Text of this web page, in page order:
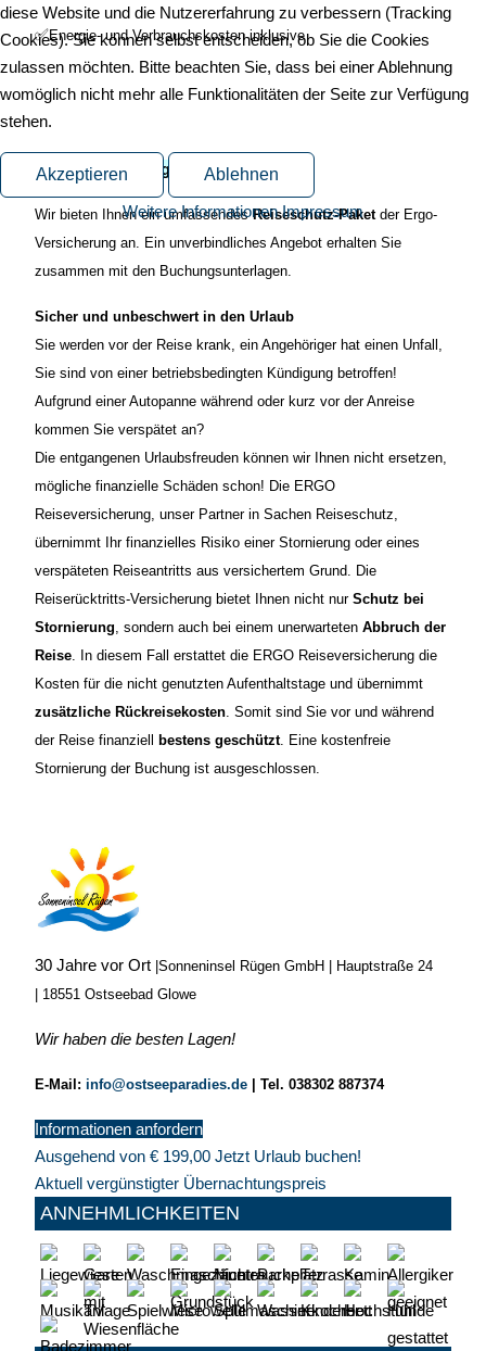
✅Energie- und Verbrauchskosten inklusive
Reisen ohne Sorgen
Wir bieten Ihnen ein umfassendesReiseschutz-Paketder Ergo-
Versicherung an. Ein unverbindliches Angebot erhalten Sie
zusammen mit den Buchungsunterlagen.
Sicher und unbeschwert in den Urlaub
Sie werden vor der Reise krank, ein Angehöriger hat einen Unfall,
Sie sind von einer betriebsbedingten Kündigung betroffen!
Aufgrund einer Autopanne während oder kurz vor der Anreise
kommen Sie verspätet an?
Die entgangenen Urlaubsfreuden können wir Ihnen nicht ersetzen,
mögliche finanzielle Schäden schon! Die ERGO
Reiseversicherung, unser Partner in Sachen Reiseschutz,
übernimmt Ihr finanzielles Risiko einer Stornierung oder eines
verspäteten Reiseantritts aus versichertem Grund.
Die
Reiserücktritts-Versicherung bietet Ihnen nicht nur Schutz bei
Stornierung , sondern auch bei einem unerwarteten Abbruch der
Reise . In diesem Fall erstattet die ERGO Reiseversicherung die
Kosten für die nicht genutzten Aufenthaltstage und übernimmt
zusätzliche Rückreisekosten . Somit sind Sie vor und während
der Reise finanziell
bestens geschützt. Eine kostenfreie
Stornierung der Buchung ist ausgeschlossen.
30 Jahre vor Ort Sonneninsel Rügen GmbH | Hauptstraße 24
| 18551 Ostseebad Glowe
Wir haben die besten Lagen!
E-Mail: info@ostseeparadies.de Tel. 038302 887374
Informationen anfordern
Ausgehend von € 199,00 Jetzt Urlaub buchen!
Aktuell vergünstigter Übernachtungspreis
ANNEHMLICHKEITEN
diese Website und die Nutzererfahrung zu verbessern (Tracking
Cookies). Sie können selbst entscheiden, ob Sie die Cookies
zulassen möchten. Bitte beachten Sie, dass bei einer Ablehnung
womöglich nicht mehr alle Funktionalitäten der Seite zur Verfügung
stehen.
Akzeptieren
Ablehnen
Weitere Informationen Impressum